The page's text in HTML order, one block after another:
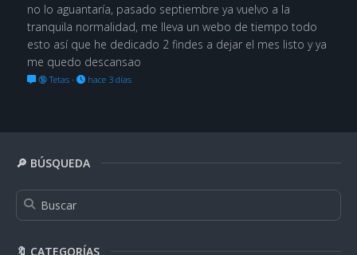
🔎 BÚSQUEDA
🔖 CATEGORÍAS
no lo aguantaría, pasado septiembre ya vuelvo a la
tranquila normalidad, me lleva un webo de tiempo todo
esto así que he dedicado 2 findes a dejar el mes listo y ya
me quedo descansao
🔞 Tetas· hace 3 días